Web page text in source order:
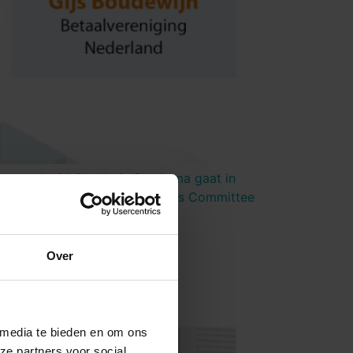
Over
te bieden en om ons
Mila-Marie Bleeksma gaat in
van Payment Systems Committee